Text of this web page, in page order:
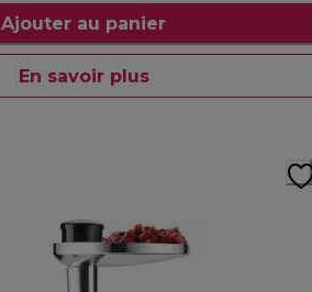
Ajouter au panier
En savoir plus